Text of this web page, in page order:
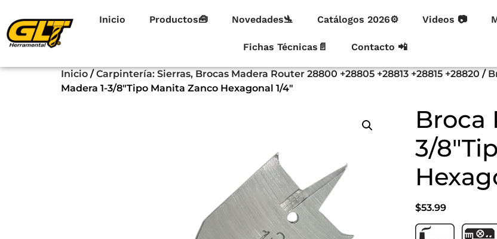
Inicio Productos🧰 Novedades🛬 Catálogos 2026⚙ Videos 📷
Fichas Técnicas📄 Contacto 📲
Inicio/Carpintería: Sierras, Brocas Madera Router 28800 +28805 +28813 +28815 +28820/
Madera 1-3/8″Tipo Manita Zanco Hexagonal 1/4″
Broca
3/
$53.99